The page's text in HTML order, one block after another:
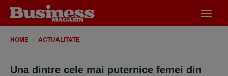
meniu
HOME ACTUALITATE
Una dintre cele mai puternice femei din